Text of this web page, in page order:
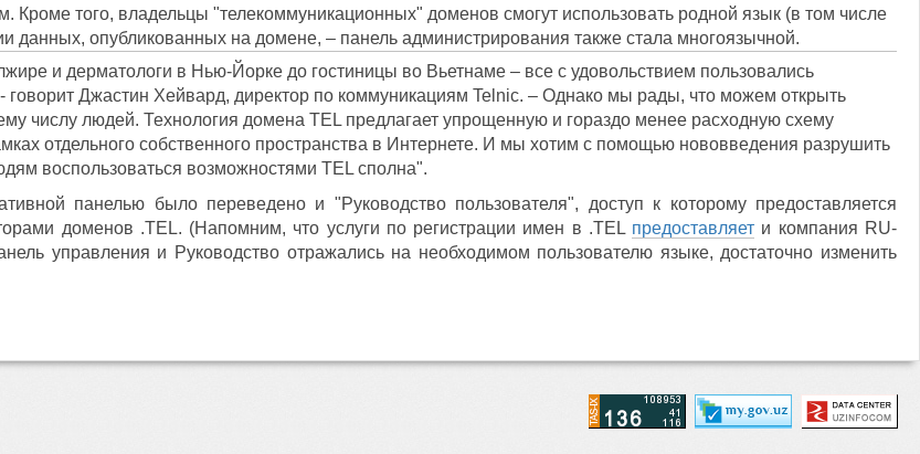
Кроме того, владельцы "телекоммуникационных" доменов смогут использовать родной язык (в том числе
данных, опубликованных на домене, – панель администрирования также стала многоязычной.
и дерматологи в Нью-Йорке до гостиницы во Вьетнаме – все с удовольствием пользовались
Джастин Хейвард, директор по коммуникациям Telnic. – Однако мы рады, что можем открыть
числу людей. Технология домена TEL предлагает упрощенную и гораздо менее расходную схему
отдельного собственного пространства в Интернете. И мы хотим с помощью нововведения разрушить
воспользоваться возможностями TEL сполна".
панелью было переведено и "Руководство пользователя", доступ к которому предоставляется
доменов .TEL. (Напомним, что услуги по регистрации имен в .TEL предоставляет и компания RU-
управления и Руководство отражались на необходимом пользователю языке, достаточно изменить